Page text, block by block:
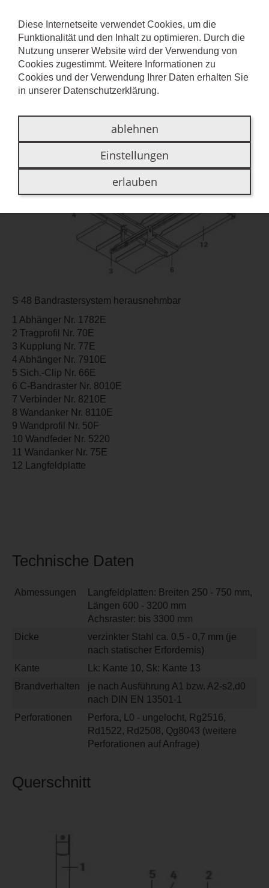
SYSTEM S 48
Aufbau
S 48 Bandrastersystem herausnehmbar
1 Abhänger Nr. 1782E
2 Tragprofil Nr. 70E
3 Kupplung Nr. 77E
4 Abhänger Nr. 7910E
5 Sich.-Clip Nr. 66E
6 C-Bandraster Nr. 8010E
7 Verbinder Nr. 8210E
8 Wandanker Nr. 8110E
9 Wandprofil Nr. 50F
10 Wandfeder Nr. 5220
11 Wandanker Nr. 75E
12 Langfeldplatte
Technische Daten
Abmessungen
Langfeldplatten: Breiten 250 - 750 mm,
Längen 600 - 3200 mm
Achsraster: bis 3300 mm
Dicke
verzinkter Stahl ca. 0,5 - 0,7 mm (je
nach statischer Erfordernis)
Kante
Lk: Kante 10, Sk: Kante 13
Brandverhalten
je nach Ausführung A1 bzw. A2-s2,d0
nach DIN EN 13501-1
Perforationen
Perfora, L0 - ungelocht, Rg2516,
Rd1522, Rd2508, Qg8043 (weitere
Perforationen auf Anfrage)
Querschnitt
Diese Internetseite verwendet Cookies, um die
Funktionalität und den Inhalt zu optimieren. Durch die
Nutzung unserer Website wird der Verwendung von
Cookies zugestimmt. Weitere Informationen zu
Cookies und der Verwendung Ihrer Daten erhalten Sie
in unserer Datenschutzerklärung.
ablehnen
Einstellungen
erlauben